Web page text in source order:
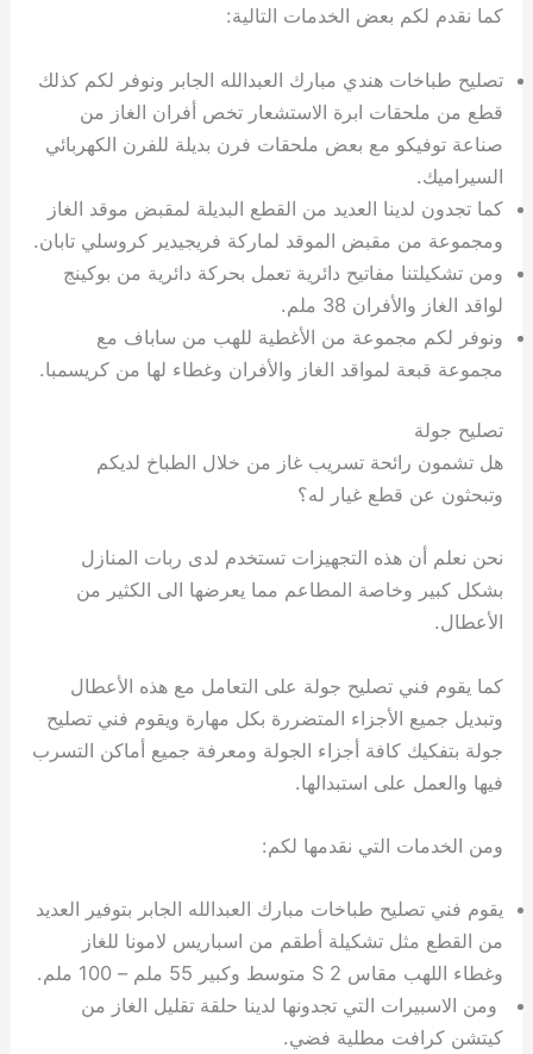
كما نقدم لكم بعض الخدمات التالية:
تصليح طباخات هندي مبارك العبدالله الجابر ونوفر لكم كذلك
قطع من ملحقات ابرة الاستشعار تخص أفران الغاز من
صناعة توفيكو مع بعض ملحقات فرن بديلة للفرن الكهربائي
السيراميك.
كما تجدون لدينا العديد من القطع البديلة لمقبض موقد الغاز
ومجموعة من مقبض الموقد لماركة فريجيدير كروسلي تابان.
ومن تشكيلتنا مفاتيح دائرية تعمل بحركة دائرية من بوكينج
لواقد الغاز والأفران 38 ملم.
ونوفر لكم مجموعة من الأغطية للهب من ساباف مع
مجموعة قبعة لمواقد الغاز والأفران وغطاء لها من كريسمبا.
تصليح جولة
هل تشمون رائحة تسريب غاز من خلال الطباخ لديكم
وتبحثون عن قطع غيار له؟
نحن نعلم أن هذه التجهيزات تستخدم لدى ربات المنازل
بشكل كبير وخاصة المطاعم مما يعرضها الى الكثير من
الأعطال.
كما يقوم فني تصليح جولة على التعامل مع هذه الأعطال
وتبديل جميع الأجزاء المتضررة بكل مهارة ويقوم فني تصليح
جولة بتفكيك كافة أجزاء الجولة ومعرفة جميع أماكن التسرب
فيها والعمل على استبدالها.
ومن الخدمات التي نقدمها لكم:
يقوم فني تصليح طباخات مبارك العبدالله الجابر بتوفير العديد
من القطع مثل تشكيلة أطقم من اسباريس لامونا للغاز
وغطاء اللهب مقاس S 2 متوسط وكبير 55 ملم – 100 ملم.
ومن الاسبيرات التي تجدونها لدينا حلقة تقليل الغاز من
كيتشن كرافت مطلية فضي.